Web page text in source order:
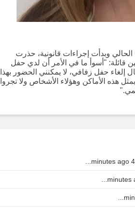
وبدأت إجراءات قانونية، حذرت
قائلة: "أسوأ ما في الأمر أن لدي حفل
إلغاء حفل زفافي، لا يمكنني الحضور بهذا
هذه الأماكن وهؤلاء الأشخاص ولا تجروا
4 minutes ago...